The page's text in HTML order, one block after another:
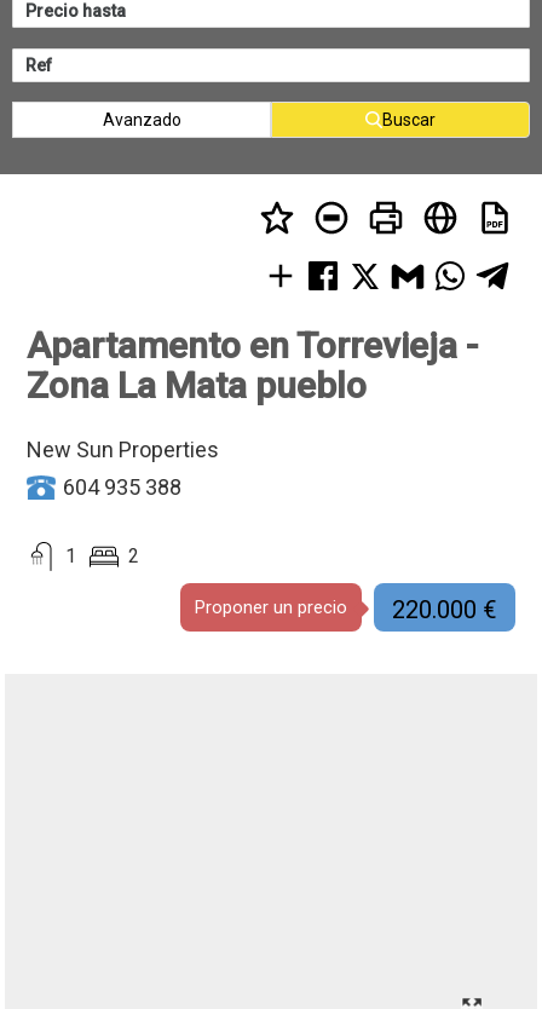
Avanzado Buscar
Apartamento en Torrevieja -
Zona La Mata pueblo
New Sun Properties
604 935 388
1 2
Proponer un precio 220.000 €